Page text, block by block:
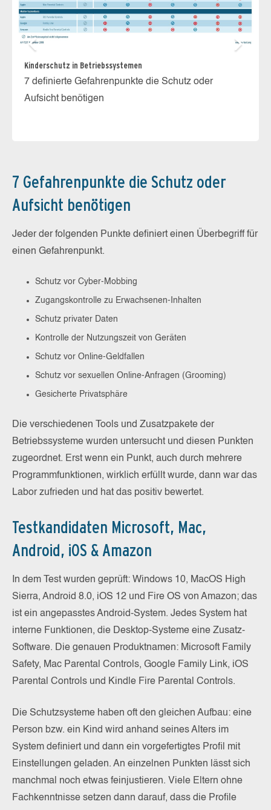
Kinderschutz in Betriebssystemen
7 definierte Gefahrenpunkte die Schutz oder
Aufsicht benötigen
7 Gefahrenpunkte die Schutz oder
Aufsicht benötigen
Jeder der folgenden Punkte definiert einen Überbegriff für
einen Gefahrenpunkt.
Schutz vor Cyber-Mobbing
Zugangskontrolle zu Erwachsenen-Inhalten
Schutz privater Daten
Kontrolle der Nutzungszeit von Geräten
Schutz vor Online-Geldfallen
Schutz vor sexuellen Online-Anfragen (Grooming)
Gesicherte Privatsphäre
Die verschiedenen Tools und Zusatzpakete der
Betriebssysteme wurden untersucht und diesen Punkten
zugeordnet. Erst wenn ein Punkt, auch durch mehrere
Programmfunktionen, wirklich erfüllt wurde, dann war das
Labor zufrieden und hat das positiv bewertet.
Testkandidaten Microsoft, Mac,
Android, iOS & Amazon
In dem Test wurden geprüft: Windows 10, MacOS High
Sierra, Android 8.0, iOS 12 und Fire OS von Amazon; das
ist ein angepasstes Android-System. Jedes System hat
interne Funktionen, die Desktop-Systeme eine Zusatz-
Software. Die genauen Produktnamen: Microsoft Family
Safety, Mac Parental Controls, Google Family Link, iOS
Parental Controls und Kindle Fire Parental Controls.
Die Schutzsysteme haben oft den gleichen Aufbau: eine
Person bzw. ein Kind wird anhand seines Alters im
System definiert und dann ein vorgefertigtes Profil mit
Einstellungen geladen. An einzelnen Punkten lässt sich
manchmal noch etwas feinjustieren. Viele Eltern ohne
Fachkenntnisse setzen dann darauf, dass die Profile